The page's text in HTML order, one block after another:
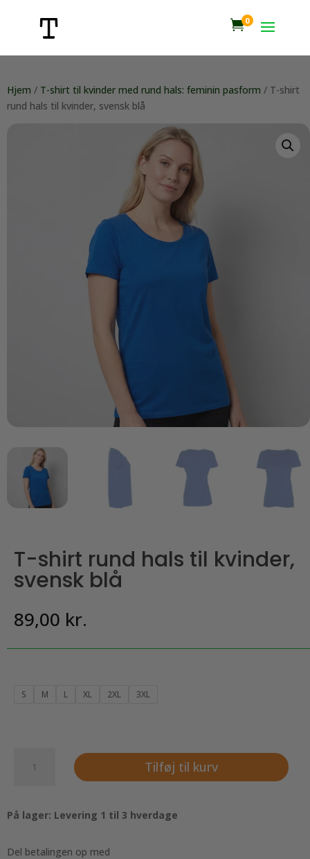
0
Hjem / T-shirt til kvinder med rund hals: feminin pasform / T-shirt
rund hals til kvinder, svensk blå
T-shirt rund hals til kvinder,
svensk blå
89,00 kr.
S M L XL 2XL 3XL
til
svensk
Tilføj til kurv
På lager: Levering 1 til 3 hverdage
Del betalingen op med